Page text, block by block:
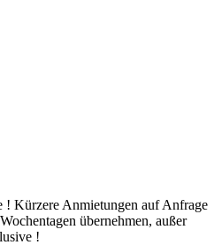
! Kürzere Anmietungen auf Anfrage
übernehmen, außer
!